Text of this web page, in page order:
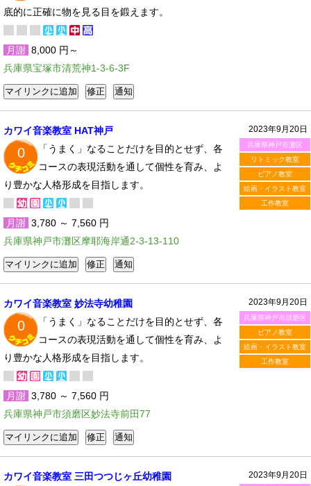
底的に正確に物を見る目を鍛えます。
月謝 8,000 円～
兵庫県宝塚市清荒神1-3-6-3F
2023年9月20日
兵庫県神戸市灘区
リトミック教室
ピアノ教室
絵画・イラスト教室
工作教室
カワイ音楽教室 HAT神戸
0
「うまく」なることだけを目的とせず、各
コースの表現活動を通して個性を育み、よ
り豊かな人格形成を目指します。
月謝 3,780 ～ 7,560 円
兵庫県神戸市灘区摩耶海岸通2-3-13-110
2023年9月20日
兵庫県神戸市須磨区
ピアノ教室
絵画・イラスト教室
工作教室
カワイ音楽教室 妙法寺幼稚園
0
「うまく」なることだけを目的とせず、各
コースの表現活動を通して個性を育み、よ
り豊かな人格形成を目指します。
月謝 3,780 ～ 7,560 円
兵庫県神戸市須磨区妙法寺前田77
2023年9月20日
カワイ音楽教室 三田つつじヶ丘幼稚園